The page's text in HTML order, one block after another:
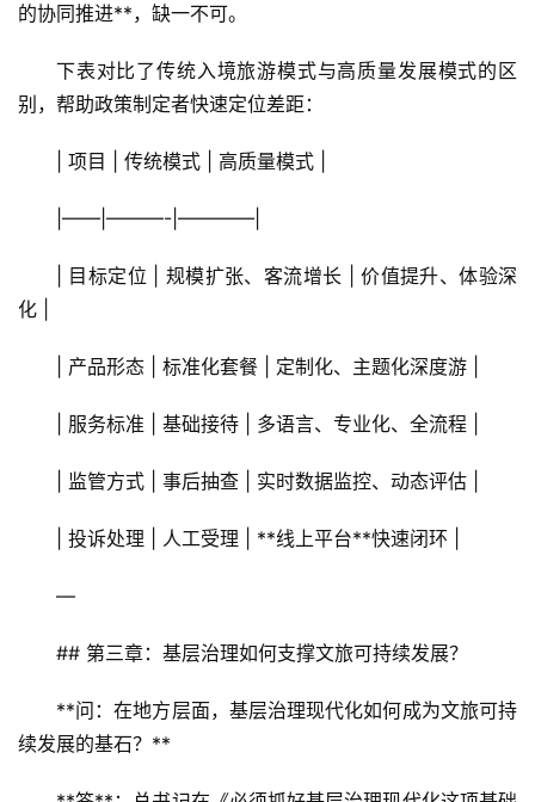
文
A
的协同推进**，缺一不可。
下表对比了传统入境旅游模式与高质量发展模式的区
别，帮助政策制定者快速定位差距：
| 项目 | 传统模式 | 高质量模式 |
|——|———-|————|
| 目标定位 | 规模扩张、客流增长 | 价值提升、体验深
化 |
| 产品形态 | 标准化套餐 | 定制化、主题化深度游 |
| 服务标准 | 基础接待 | 多语言、专业化、全流程 |
| 监管方式 | 事后抽查 | 实时数据监控、动态评估 |
| 投诉处理 | 人工受理 | **线上平台**快速闭环 |
—
## 第三章：基层治理如何支撑文旅可持续发展？
**问：在地方层面，基层治理现代化如何成为文旅可持
续发展的基石？**